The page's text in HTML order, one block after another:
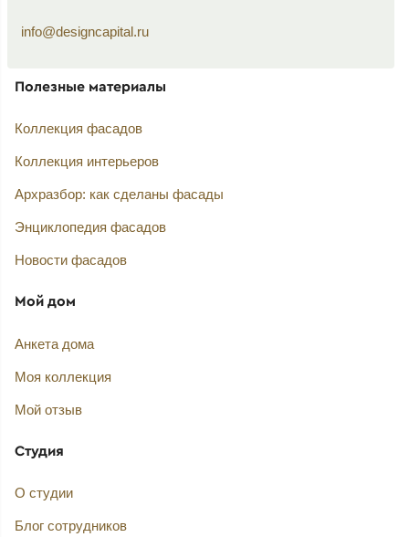
info@designcapital.ru
Полезные материалы
Коллекция фасадов
Коллекция интерьеров
Архразбор: как сделаны фасады
Энциклопедия фасадов
Новости фасадов
Мой дом
Анкета дома
Моя коллекция
Мой отзыв
Студия
О студии
Блог сотрудников